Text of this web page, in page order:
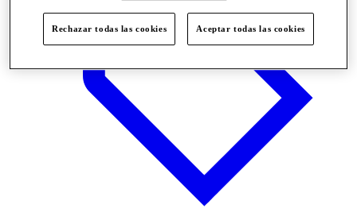
Rechazar todas las cookies Aceptar todas las cookies